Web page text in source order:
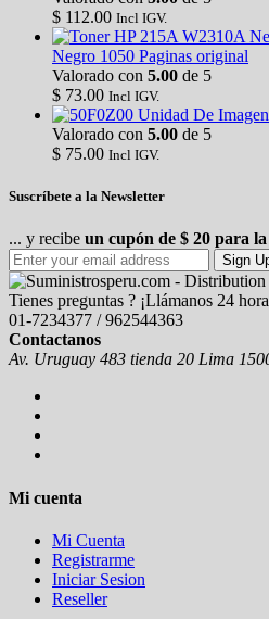
$ 112.00 Incl IGV.
Negro 1050 Paginas original
Valorado con 5.00 de 5
$ 73.00 Incl IGV.
Unidad De
Valorado con 5.00 de 5
$ 75.00 Incl IGV.
Suscríbete a la Newsletter
... y recibe un cupón de $ 20 para
Sign
Tienes preguntas ? ¡Llámanos 24
01-7234377 / 962544363
Contactanos
Av. Uruguay 483 tienda 20 Lima
Mi cuenta
Mi Cuenta
Registrarme
Iniciar Sesion
Reseller